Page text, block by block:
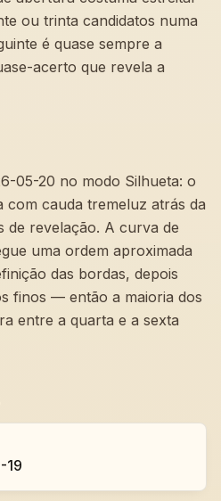
ou trinta candidatos numa
é quase sempre a
acerto que revela a
05-20 no modo Silhueta: o
com cauda tremeluz atrás da
de revelação. A curva de
uma ordem aproximada
das bordas, depois
finos — então a maioria dos
entre a quarta e a sexta
19